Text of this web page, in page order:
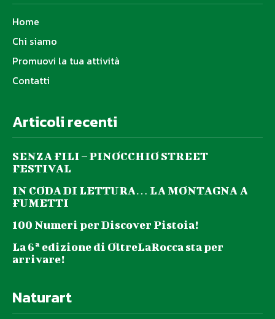
Home
Chi siamo
Promuovi la tua attività
Contatti
Articoli recenti
SENZA FILI – PINOCCHIO STREET
FESTIVAL
IN CODA DI LETTURA… LA MONTAGNA A
FUMETTI
100 Numeri per Discover Pistoia!
La 6ª edizione di OltreLaRocca sta per
arrivare!
Naturart